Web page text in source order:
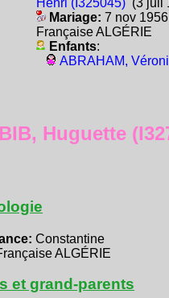
Mariage: 7 nov
Française ALGÉRIE
Enfants:
ABRAHAM,
Huguette
Constantine
ALGÉRIE
et grand-parents